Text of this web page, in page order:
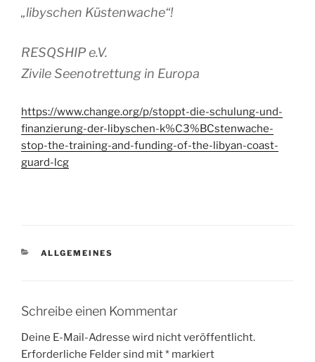
„libyschen Küstenwache“!
RESQSHIP e.V.
Zivile Seenotrettung in Europa
https://www.change.org/p/stoppt-die-schulung-und-
finanzierung-der-libyschen-k%C3%BCstenwache-
stop-the-training-and-funding-of-the-libyan-coast-
guard-lcg
KATEGORIEN
ALLGEMEINES
Schreibe einen Kommentar
Deine E-Mail-Adresse wird nicht veröffentlicht.
Erforderliche Felder sind mit* markiert